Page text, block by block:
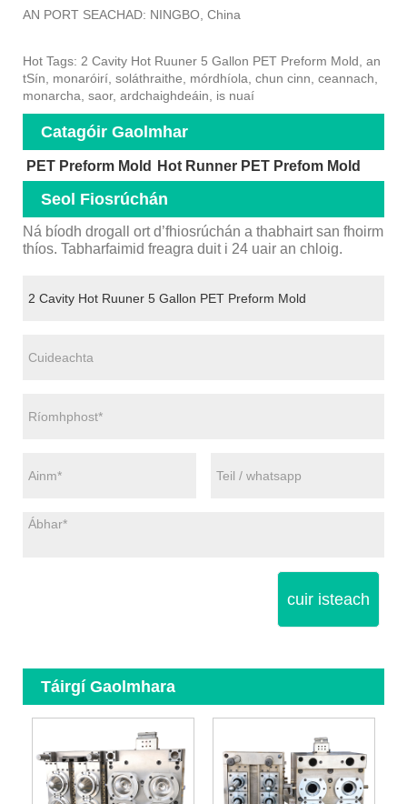
AN PORT SEACHAD: NINGBO, China
Hot Tags: 2 Cavity Hot Ruuner 5 Gallon PET Preform Mold, an
tSín, monaróirí, soláthraithe, mórdhíola, chun cinn, ceannach,
monarcha, saor, ardchaighdeáin, is nuaí
Catagóir Gaolmhar
PET Preform Mold Hot Runner PET Prefom Mold
Seol Fiosrúchán
Ná bíodh drogall ort d’fhiosrúchán a thabhairt san fhoirm
thíos. Tabharfaimid freagra duit i 24 uair an chloig.
cuir isteach
Táirgí Gaolmhara